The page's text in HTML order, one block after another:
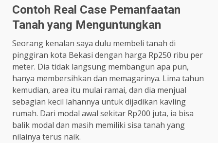
Contoh Real Case Pemanfaatan
Tanah yang Menguntungkan
Seorang kenalan saya dulu membeli tanah di
pinggiran kota Bekasi dengan harga Rp250 ribu per
meter. Dia tidak langsung membangun apa pun,
hanya membersihkan dan memagarinya. Lima tahun
kemudian, area itu mulai ramai, dan dia menjual
sebagian kecil lahannya untuk dijadikan kavling
rumah. Dari modal awal sekitar Rp200 juta, ia bisa
balik modal dan masih memiliki sisa tanah yang
nilainya terus naik.